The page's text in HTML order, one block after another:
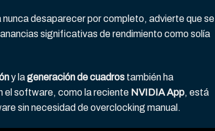
desaparecer por completo, advierte que se
significativas de rendimiento como solía
y lageneración de cuadros también ha
el software, como la reciente NVIDIA App, está
sin necesidad de overclocking manual.